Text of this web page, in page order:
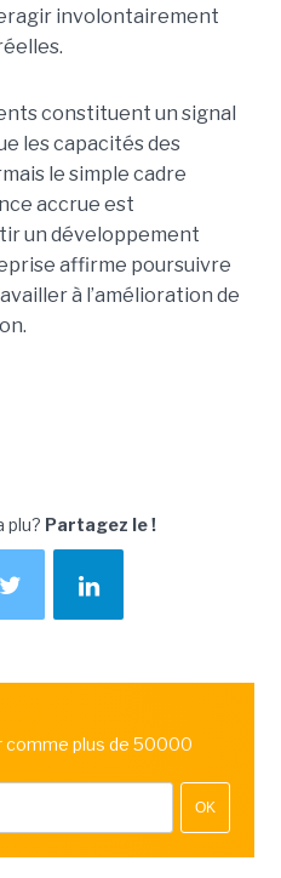
involontairement
constituent un signal
les capacités des
le simple cadre
accrue est
un développement
affirme poursuivre
à l’amélioration de
plu? Partagez le !
plus de 50000
OK